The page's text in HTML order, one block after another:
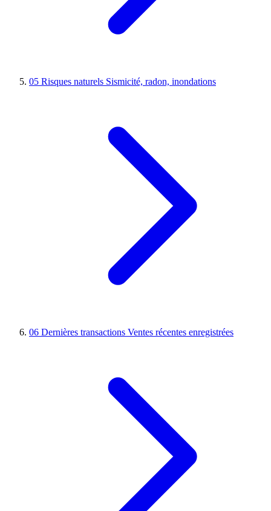
05 Risques naturels Sismicité, radon, inondations
06 Dernières transactions Ventes récentes enregistrées